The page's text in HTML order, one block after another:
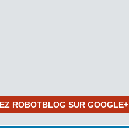
ROBOTBLOG SUR GOOGLE+